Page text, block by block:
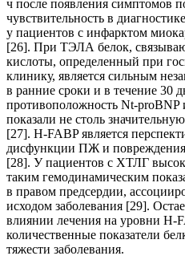
ч после появления симптомов
чувствительность в
у пациентов с инфарктом
[26]. При ТЭЛА белок,
кислоты, определенный при
клинику, является сильным
в ранние сроки и в течение 30
противоположность Nt-proBNP
показали не столь
[27]. H-FABP является
дисфункции ПЖ и
[28]. У пациентов с ХТЛГ
таким гемодинамическим
в правом предсердии,
исходом заболевания [29].
влиянии лечения на уровни H-
количественные показатели
тяжести заболевания.